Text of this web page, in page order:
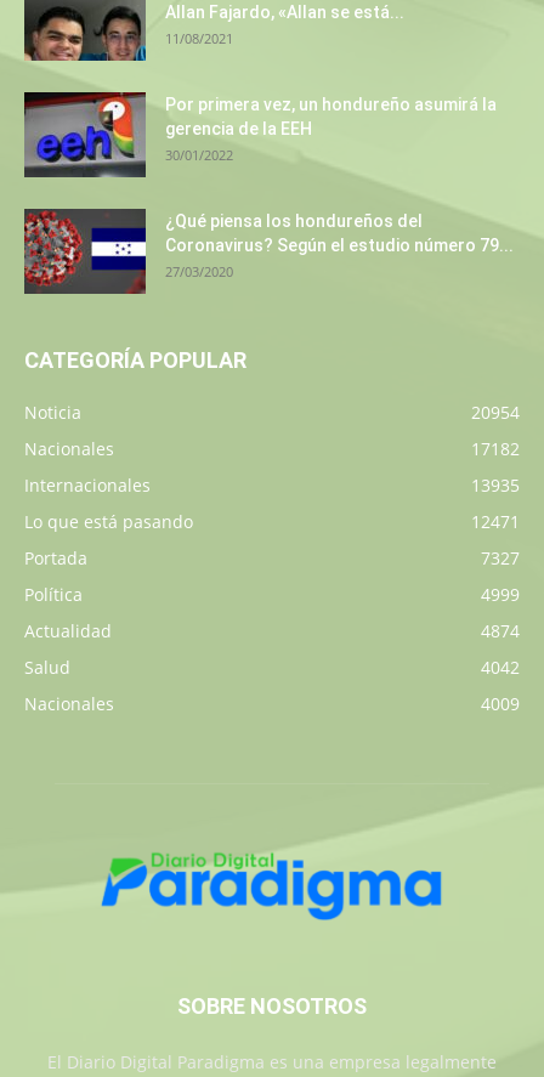
Allan Fajardo, «Allan se está...
11/08/2021
Por primera vez, un hondureño asumirá la
gerencia de la EEH
30/01/2022
¿Qué piensa los hondureños del
Coronavirus? Según el estudio número 79...
27/03/2020
CATEGORÍA POPULAR
Noticia
20954
Nacionales
17182
Internacionales
13935
Lo que está pasando
12471
Portada
7327
Política
4999
Actualidad
4874
Salud
4042
Nacionales
4009
SOBRE NOSOTROS
El Diario Digital Paradigma es una empresa legalmente